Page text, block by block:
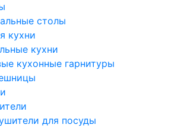
столы
кухни
кухни
кухонные гарнитуры
для посуды